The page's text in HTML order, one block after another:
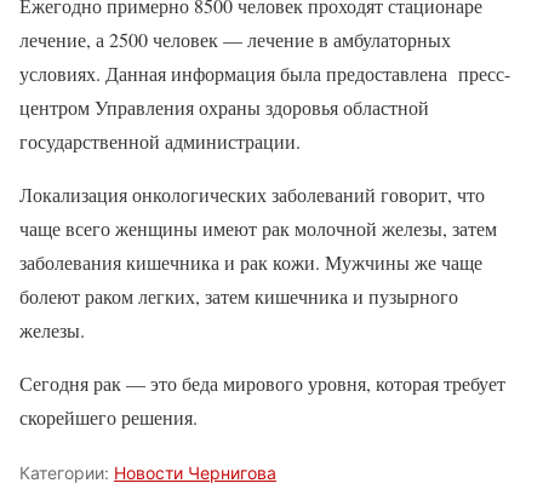
лечение, а 2500 человек — лечение в амбулаторных
условиях. Данная информация была предоставлена пресс-
центром Управления охраны здоровья областной
государственной администрации.
Локализация онкологических заболеваний говорит, что
чаще всего женщины имеют рак молочной железы, затем
заболевания кишечника и рак кожи. Мужчины же чаще
болеют раком легких, затем кишечника и пузырного
железы.
Сегодня рак — это беда мирового уровня, которая требует
скорейшего решения.
Категории: Новости Чернигова